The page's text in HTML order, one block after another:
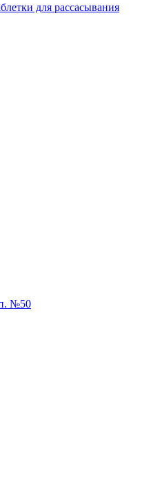
для рассасывания
№50